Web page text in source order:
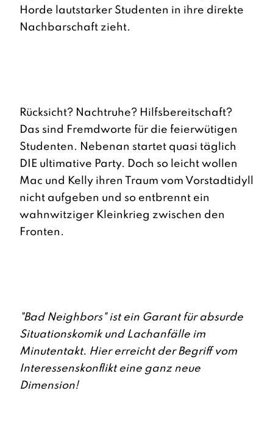
Horde lautstarker Studenten in ihre direkte
Nachbarschaft zieht.
Rücksicht? Nachtruhe? Hilfsbereitschaft?
Das sind Fremdworte für die feierwütigen
Studenten. Nebenan startet quasi täglich
DIE ultimative Party. Doch so leicht wollen
Mac und Kelly ihren Traum vom Vorstadtidyll
nicht aufgeben und so entbrennt ein
wahnwitziger Kleinkrieg zwischen den
Fronten.
"Bad Neighbors" ist ein Garant für absurde
Situationskomik und Lachanfälle im
Minutentakt. Hier erreicht der Begriff vom
Interessenskonflikt eine ganz neue
Dimension!